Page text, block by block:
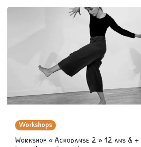
Workshops
Workshop « Acrodanse 2 » 12 ans & +